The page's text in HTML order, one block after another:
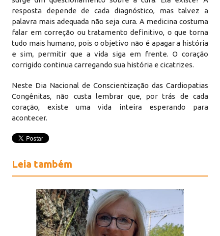
resposta depende de cada diagnóstico, mas talvez a
palavra mais adequada não seja cura. A medicina costuma
falar em correção ou tratamento definitivo, o que torna
tudo mais humano, pois o objetivo não é apagar a história
e sim, permitir que a vida siga em frente. O coração
corrigido continua carregando sua história e cicatrizes.
Neste Dia Nacional de Conscientização das Cardiopatias
Congênitas, não custa lembrar que, por trás de cada
coração, existe uma vida inteira esperando para
acontecer.
Leia também